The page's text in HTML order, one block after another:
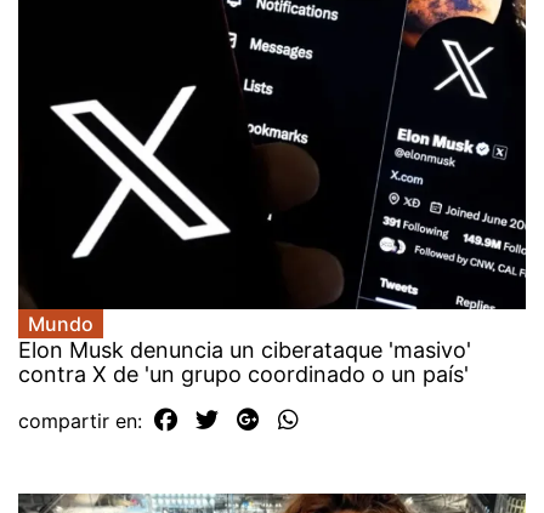
Mundo
Elon Musk denuncia un ciberataque 'masivo'
contra X de 'un grupo coordinado o un país'
compartir en: